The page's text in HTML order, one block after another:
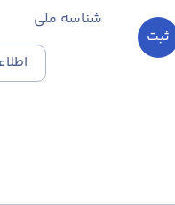
ثبت
شناسه ملی